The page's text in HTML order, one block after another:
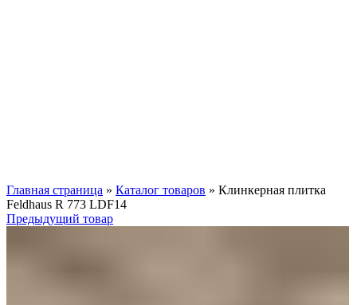
Главная страница » Каталог товаров » Клинкерная плитка
Feldhaus R 773 LDF14
Предыдущий товар